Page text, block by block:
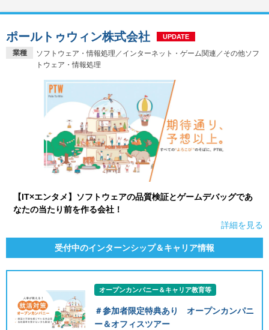
業種
ソフトウェア・情報処理／インターネット・ゲーム関連／その他ソフ
トウェア・情報処理
ポールトゥウィン株式会社 UPDATE
【IT×エンタメ】ソフトウェアの品質検証とゲームデバッグであ
なたの当たり前を作る会社！
詳細を見る
受付中のインターンシップ＆キャリア情報
オープンカンパニー＆キャリア教育等
＃参加者限定特典あり オープンカンパニ
ー＆オフィスツアー